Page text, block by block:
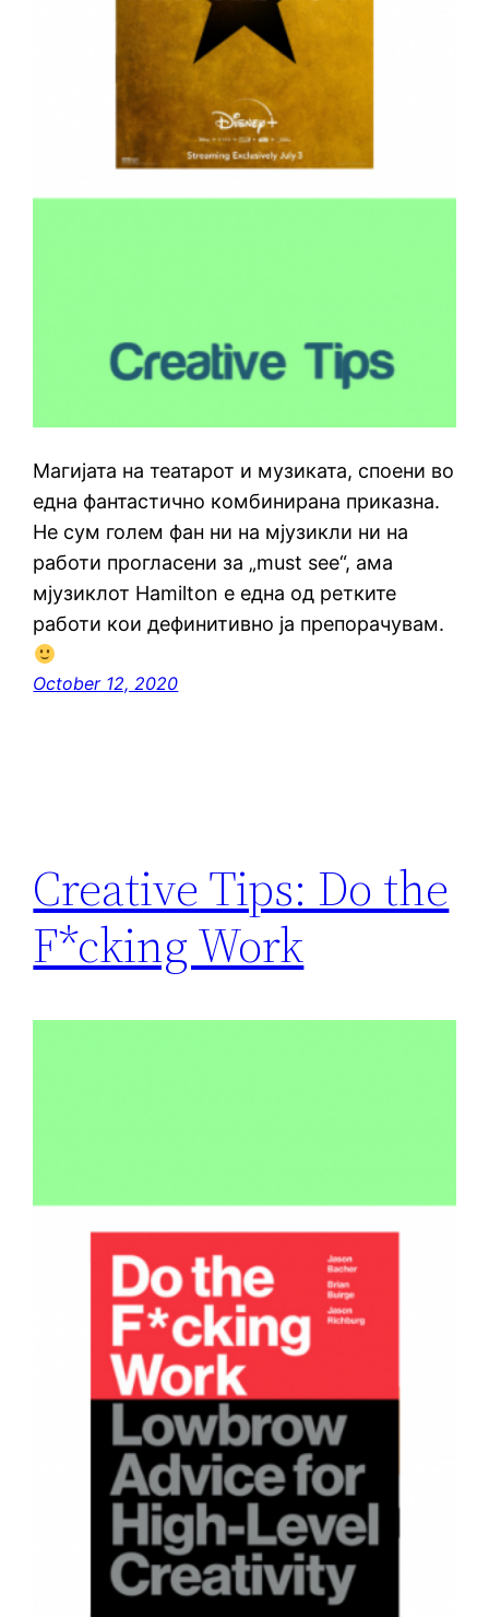
Магијата на театарот и музиката, споени во
една фантастично комбинирана приказна.
Не сум голем фан ни на мјузикли ни на
работи прогласени за „must see“, ама
мјузиклот Hamilton е една од ретките
работи кои дефинитивно ја препорачувам.
October 12, 2020
Creative Tips: Do the
F*cking Work